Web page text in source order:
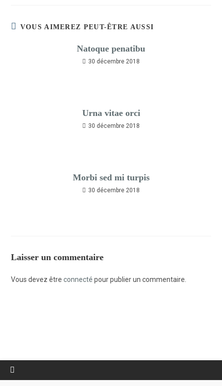
VOUS AIMEREZ PEUT-ÊTRE AUSSI
Natoque penatibu
30 décembre 2018
Urna vitae orci
30 décembre 2018
Morbi sed mi turpis
30 décembre 2018
Laisser un commentaire
Vous devez êtreconnecté pour publier un commentaire.